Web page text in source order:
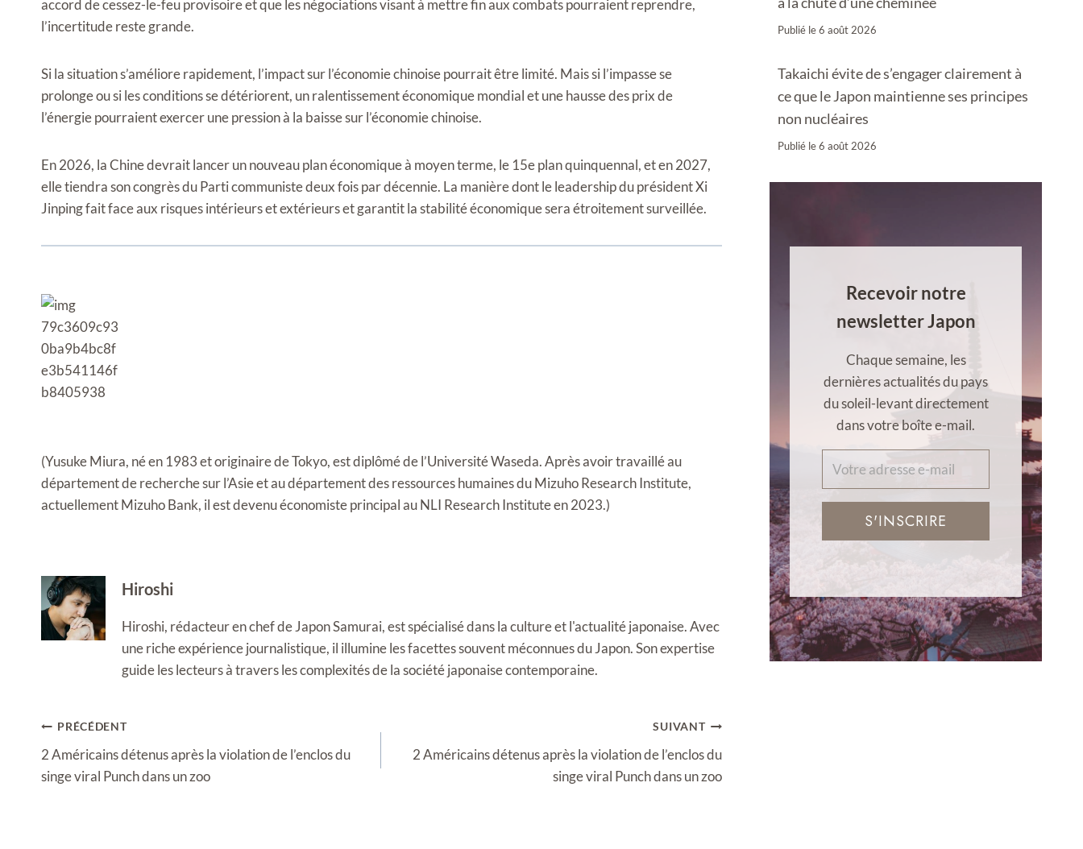
accord de cessez-le-feu provisoire et que les négociations visant à mettre fin aux combats pourraient reprendre,
l’incertitude reste grande.
Si la situation s’améliore rapidement, l’impact sur l’économie chinoise pourrait être limité. Mais si l’impasse se
prolonge ou si les conditions se détériorent, un ralentissement économique mondial et une hausse des prix de
l’énergie pourraient exercer une pression à la baisse sur l’économie chinoise.
En 2026, la Chine devrait lancer un nouveau plan économique à moyen terme, le 15e plan quinquennal, et en 2027,
elle tiendra son congrès du Parti communiste deux fois par décennie. La manière dont le leadership du président Xi
Jinping fait face aux risques intérieurs et extérieurs et garantit la stabilité économique sera étroitement surveillée.
(Yusuke Miura, né en 1983 et originaire de Tokyo, est diplômé de l’Université Waseda. Après avoir travaillé au
département de recherche sur l’Asie et au département des ressources humaines du Mizuho Research Institute,
actuellement Mizuho Bank, il est devenu économiste principal au NLI Research Institute en 2023.)
Hiroshi
Hiroshi, rédacteur en chef de Japon Samurai, est spécialisé dans la culture et l'actualité japonaise. Avec
une riche expérience journalistique, il illumine les facettes souvent méconnues du Japon. Son expertise
guide les lecteurs à travers les complexités de la société japonaise contemporaine.
Navigation
de
l’article
PRÉCÉDENT
2 Américains détenus après la violation de l’enclos du
singe viral Punch dans un zoo
SUIVANT
2 Américains détenus après la violation de l’enclos du
singe viral Punch dans un zoo
Publié le6 août 2026
Takaichi évite de s’engager clairement à
ce que le Japon maintienne ses principes
non nucléaires
Publié le6 août 2026
Recevoir notre
newsletter Japon
Chaque semaine, les
dernières actualités du pays
du soleil-levant directement
dans votre boîte e-mail.
S'INSCRIRE